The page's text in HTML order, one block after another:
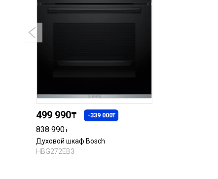
499 990₸ -339 000₸
838 990₸
Духовой шкаф Bosch
HBG272EB3